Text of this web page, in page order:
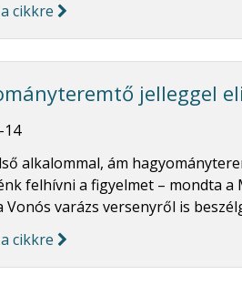
cikkre
jelleggel
14
alkalommal, ám
felhívni a figyelmet – mondta
Vonós varázs versenyről is
cikkre